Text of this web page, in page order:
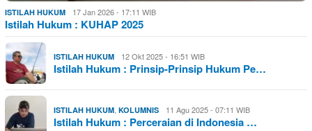
ISTILAH HUKUM 17 Jan 2026 - 17:11 WIB
Istilah Hukum : KUHAP 2025
ISTILAH HUKUM 12 Okt 2025 - 16:51 WIB
Istilah Hukum : Prinsip-Prinsip Hukum Pe…
ISTILAH HUKUM, KOLUMNIS 11 Agu 2025 - 07:11 WIB
Istilah Hukum : Perceraian di Indonesia …